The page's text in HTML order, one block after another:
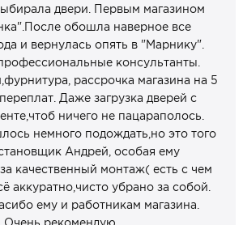
двери. Первым магазином
обошла наверное все
и вернулась опять в "Марнику".
консультанты.
рассрочка магазина на 5
Даже загрузка дверей с
ничего не пацараполось.
немного подождать,но это того
Андрей, особая ему
качественный монтаж( есть с чем
аккуратно,чисто убрано за собой.
ему и работникам магазина.